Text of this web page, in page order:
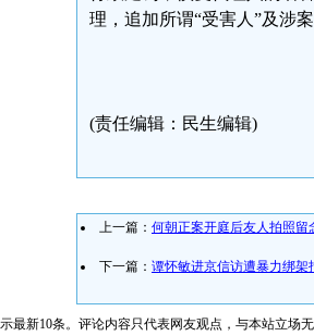
理，追加所谓“受害人”及涉
(责任编辑：民生编辑)
上一篇： 何朝正案开庭后友人拍照留
下一篇： 谭怀敏进京信访遭暴力绑架
示最新10条。评论内容只代表网友观点，与本站立场